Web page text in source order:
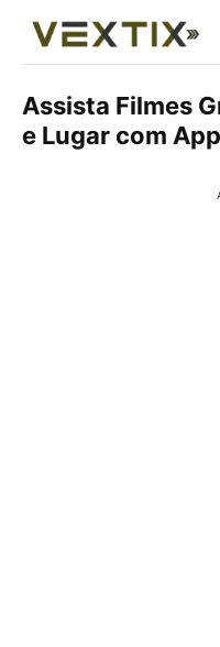
Assista Filmes
e Lugar com